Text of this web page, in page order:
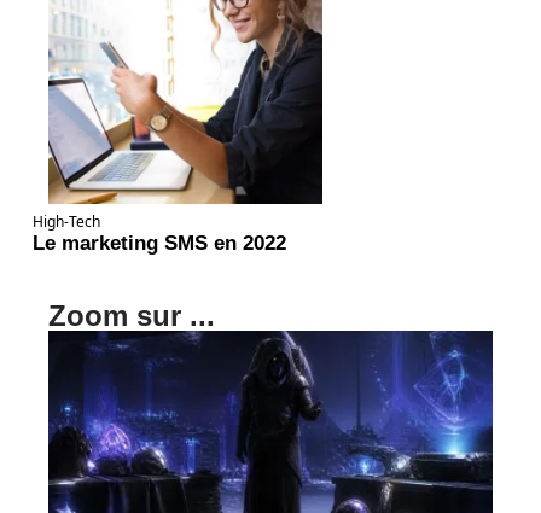
High-Tech
Le marketing SMS en 2022
Zoom sur ...